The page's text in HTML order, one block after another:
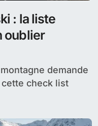
: la liste
oublier
cette check list